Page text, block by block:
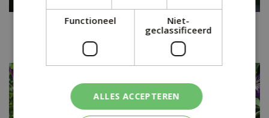
Clematis
Clematis 'Lasurstern'
Functioneel
Niet-
geclassificeerd
ALLES ACCEPTEREN